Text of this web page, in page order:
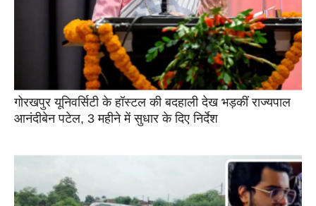
गोरखपुर यूनिवर्सिटी के हॉस्टल की बदहाली देख भड़कीं राज्यपाल
आनंदीबेन पटेल, 3 महीने में सुधार के दिए निर्देश